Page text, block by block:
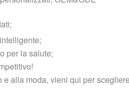
per la salute;
alla moda, vieni qui per